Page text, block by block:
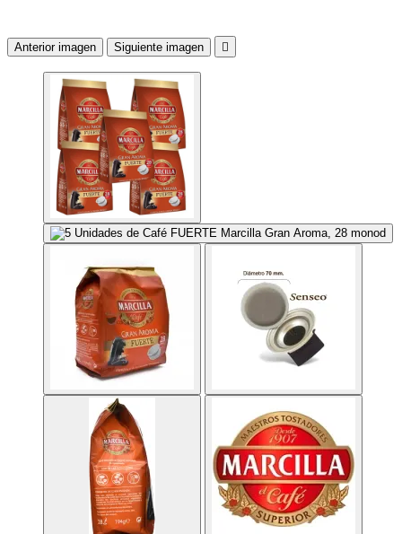
Anterior imagen Siguiente imagen 